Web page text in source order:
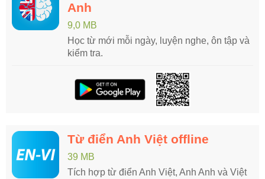
Anh
9,0 MB
Học từ mới mỗi ngày, luyện nghe, ôn tập và
kiểm tra.
Từ điển Anh Việt offline
39 MB
Tích hợp từ điển Anh Việt, Anh Anh và Việt